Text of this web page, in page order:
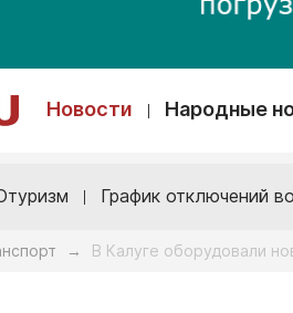
Новости Народные
График отключений
→ В Калуге оборудовали